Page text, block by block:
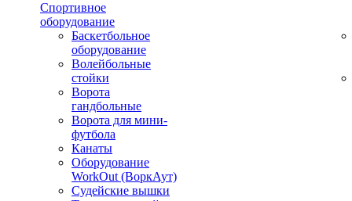
Спортивное
оборудование
Баскетбольное
оборудование
Волейбольные
стойки
Ворота
гандбольные
Ворота для мини-
футбола
Канаты
Оборудование
WorkOut (ВоркАут)
Судейские вышки